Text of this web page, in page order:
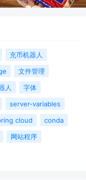
充币机器人
文件管理
人
字体
server-variables
cloud
conda
网站程序